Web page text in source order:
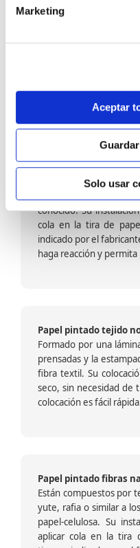
Marketing
Aceptar
Solo usar
barniz
fuegos, se recomienda
dado que el frotar en
colocación es cola
colocación es fácil
Papel pintado calidad
Formado por una
conocido. Su
cola en la tira de
indicado por el
haga reacción y
Papel pintado tejido
Formado por una
prensadas y la
fibra textil. Su
seco, sin necesidad de
colocación es fácil
Papel pintado fibras
Están compuestos por
yute, rafia o similar a
papel-celulosa. Su
aplicar cola en la tira